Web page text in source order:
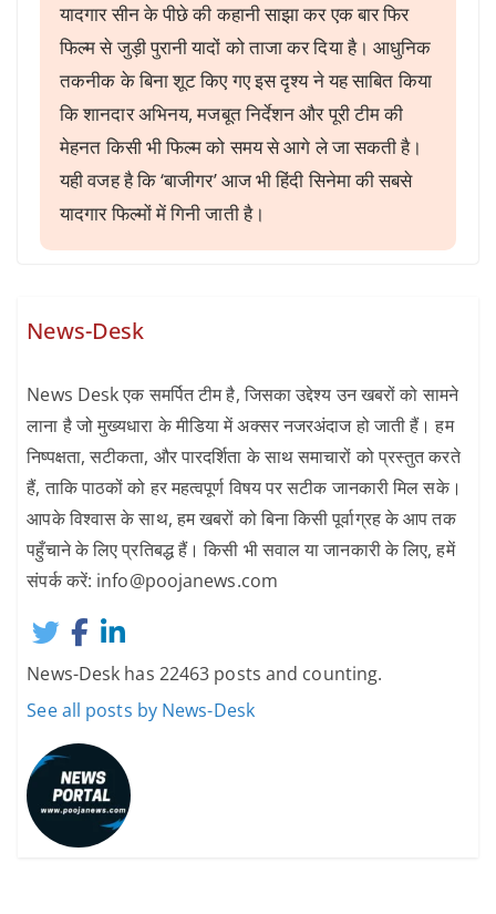
यादगार सीन के पीछे की कहानी साझा कर एक बार फिर
फिल्म से जुड़ी पुरानी यादों को ताजा कर दिया है। आधुनिक
तकनीक के बिना शूट किए गए इस दृश्य ने यह साबित किया
कि शानदार अभिनय, मजबूत निर्देशन और पूरी टीम की
मेहनत किसी भी फिल्म को समय से आगे ले जा सकती है।
यही वजह है कि ‘बाजीगर’ आज भी हिंदी सिनेमा की सबसे
यादगार फिल्मों में गिनी जाती है।
News-Desk
News Desk एक समर्पित टीम है, जिसका उद्देश्य उन खबरों को सामने
लाना है जो मुख्यधारा के मीडिया में अक्सर नजरअंदाज हो जाती हैं। हम
निष्पक्षता, सटीकता, और पारदर्शिता के साथ समाचारों को प्रस्तुत करते
हैं, ताकि पाठकों को हर महत्वपूर्ण विषय पर सटीक जानकारी मिल सके।
आपके विश्वास के साथ, हम खबरों को बिना किसी पूर्वाग्रह के आप तक
पहुँचाने के लिए प्रतिबद्ध हैं। किसी भी सवाल या जानकारी के लिए, हमें
संपर्क करें: info@poojanews.com
News-Desk has 22463 posts and counting.
See all posts by News-Desk